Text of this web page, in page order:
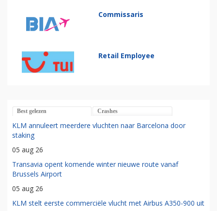
Commissaris
Retail Employee
Best gelezen Crashes
KLM annuleert meerdere vluchten naar Barcelona door
staking
05 aug 26
Transavia opent komende winter nieuwe route vanaf
Brussels Airport
05 aug 26
KLM stelt eerste commerciële vlucht met Airbus A350-900 uit